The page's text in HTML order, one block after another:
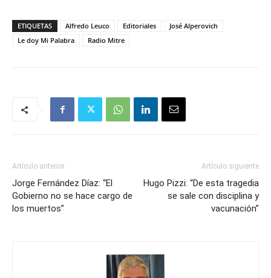
ETIQUETAS Alfredo Leuco Editoriales
José Alperovich
Le doy Mi Palabra
Radio Mitre
Artículo anterior
Jorge Fernández Díaz: “El
Gobierno no se hace cargo de
los muertos”
Artículo siguiente
Hugo Pizzi: “De esta tragedia
se sale con disciplina y
vacunación”